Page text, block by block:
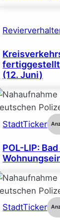
fertiggestellt
(12. Juni)
StadtTicker
POL-LIP:
StadtTicker